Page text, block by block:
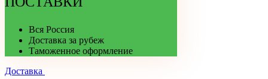
Вся Россия
Доставка за рубеж
Таможенное оформление
Доставка